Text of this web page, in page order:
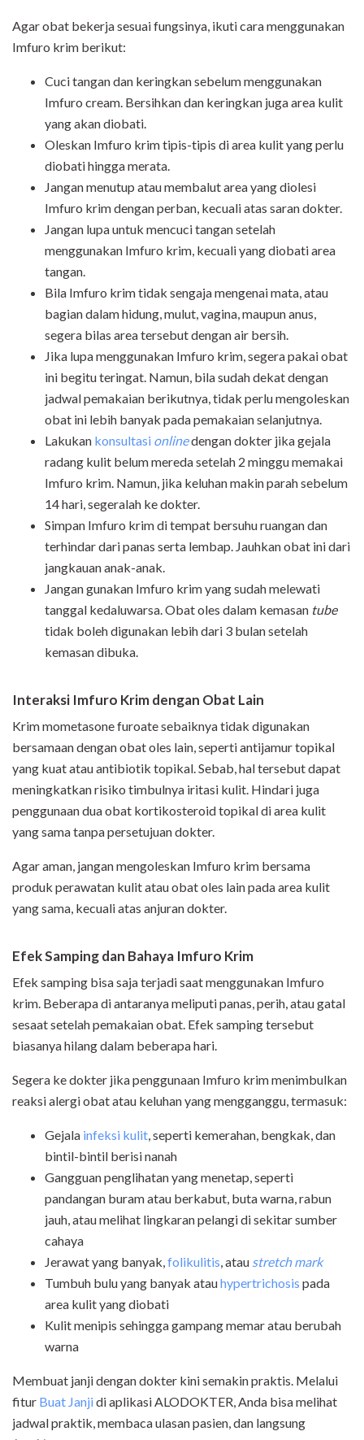
Agar obat bekerja sesuai fungsinya, ikuti cara menggunakan
Imfuro krim berikut:
Cuci tangan dan keringkan sebelum menggunakan
Imfuro cream. Bersihkan dan keringkan juga area kulit
yang akan diobati.
Oleskan Imfuro krim tipis-tipis di area kulit yang perlu
diobati hingga merata.
Jangan menutup atau membalut area yang diolesi
Imfuro krim dengan perban, kecuali atas saran dokter.
Jangan lupa untuk mencuci tangan setelah
menggunakan Imfuro krim, kecuali yang diobati area
tangan.
Bila Imfuro krim tidak sengaja mengenai mata, atau
bagian dalam hidung, mulut, vagina, maupun anus,
segera bilas area tersebut dengan air bersih.
Jika lupa menggunakan Imfuro krim, segera pakai obat
ini begitu teringat. Namun, bila sudah dekat dengan
jadwal pemakaian berikutnya, tidak perlu mengoleskan
obat ini lebih banyak pada pemakaian selanjutnya.
Lakukan konsultasi onlinedengan dokter jika gejala
radang kulit belum mereda setelah 2 minggu memakai
Imfuro krim. Namun, jika keluhan makin parah sebelum
14 hari, segeralah ke dokter.
Simpan Imfuro krim di tempat bersuhu ruangan dan
terhindar dari panas serta lembap. Jauhkan obat ini dari
jangkauan anak-anak.
Jangan gunakan Imfuro krim yang sudah melewati
tanggal kedaluwarsa. Obat oles dalam kemasan tube
tidak boleh digunakan lebih dari 3 bulan setelah
kemasan dibuka.
Interaksi Imfuro Krim dengan Obat Lain
Krim mometasone furoate sebaiknya tidak digunakan
bersamaan dengan obat oles lain, seperti antijamur topikal
yang kuat atau antibiotik topikal. Sebab, hal tersebut dapat
meningkatkan risiko timbulnya iritasi kulit. Hindari juga
penggunaan dua obat kortikosteroid topikal di area kulit
yang sama tanpa persetujuan dokter.
Agar aman, jangan mengoleskan Imfuro krim bersama
produk perawatan kulit atau obat oles lain pada area kulit
yang sama, kecuali atas anjuran dokter.
Efek Samping dan Bahaya Imfuro Krim
Efek samping bisa saja terjadi saat menggunakan Imfuro
krim. Beberapa di antaranya meliputi panas, perih, atau gatal
sesaat setelah pemakaian obat. Efek samping tersebut
biasanya hilang dalam beberapa hari.
Segera ke dokter jika penggunaan Imfuro krim menimbulkan
reaksi alergi obat atau keluhan yang mengganggu, termasuk:
Gejala infeksi kulit , seperti kemerahan, bengkak, dan
bintil-bintil berisi nanah
Gangguan penglihatan yang menetap, seperti
pandangan buram atau berkabut, buta warna, rabun
jauh, atau melihat lingkaran pelangi di sekitar sumber
cahaya
Jerawat yang banyak, folikulitis , atau stretch mark
Tumbuh bulu yang banyak atauhypertrichosis pada
area kulit yang diobati
Kulit menipis sehingga gampang memar atau berubah
warna
Membuat janji dengan dokter kini semakin praktis. Melalui
fitur Buat Janjidi aplikasi ALODOKTER , Anda bisa melihat
jadwal praktik, membaca ulasan pasien, dan langsung